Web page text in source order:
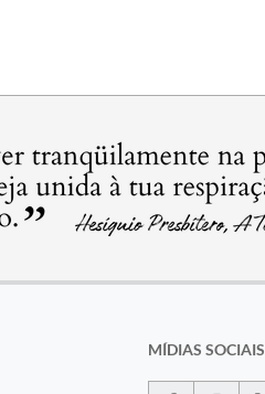
MÍDIAS SOCIAIS